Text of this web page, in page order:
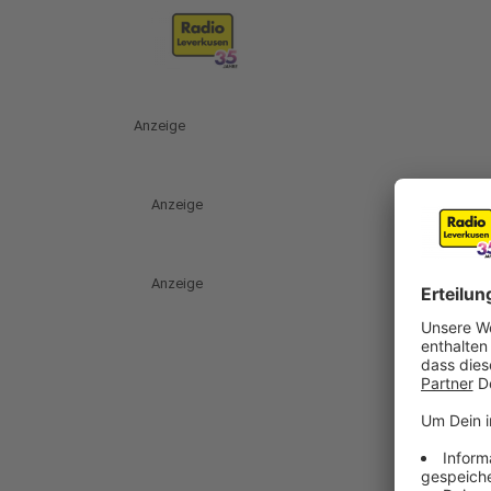
Anzeige
Anzeige
Anzeige